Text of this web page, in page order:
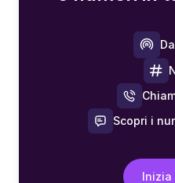
Scopri i
Inizia